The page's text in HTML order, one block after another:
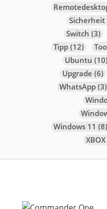
Sicherheit
Switch (3)
Tipp(12)
Ubuntu (10)
Upgrade (6)
WhatsApp(3)
Windows 11 (8)